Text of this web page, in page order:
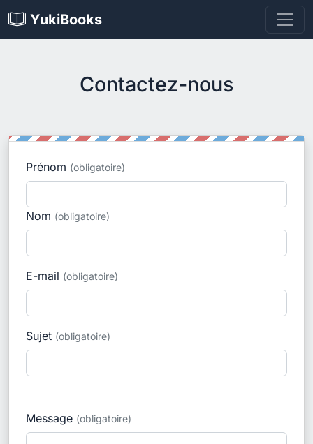
YukiBooks
Contactez-nous
Prénom (obligatoire)
Nom (obligatoire)
E-mail (obligatoire)
Sujet (obligatoire)
Message (obligatoire)